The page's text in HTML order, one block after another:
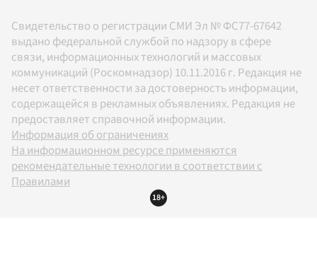
Свидетельство о регистрации СМИ Эл № ФС77-67642
выдано федеральной службой по надзору в сфере
связи, информационных технологий и массовых
коммуникаций (Роскомнадзор) 10.11.2016 г. Редакция не
несет ответственности за достоверность информации,
содержащейся в рекламных объявлениях. Редакция не
предоставляет справочной информации.
Информация об ограничениях
На информационном ресурсе применяются
рекомендательные технологии в соответствии с
Правилами
18+